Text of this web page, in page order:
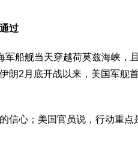
过
船舰当天穿越荷莫兹海峡，
朗2月底开战以来，美国军舰
信心；美国官员说，行动重点